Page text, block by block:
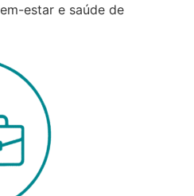
estar e saúde de